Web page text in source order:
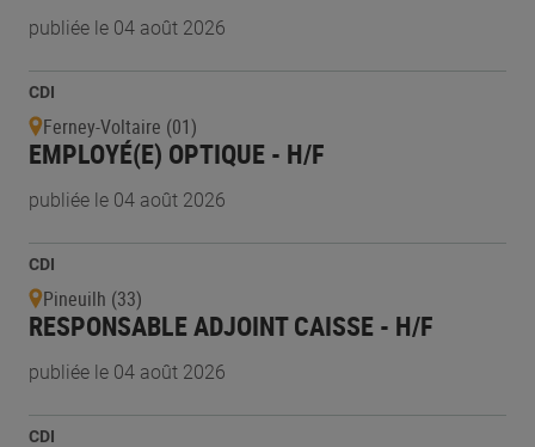
publiée le 04 août 2026
CDI
Ferney-Voltaire (01)
EMPLOYÉ(E) OPTIQUE - H/F
publiée le 04 août 2026
CDI
Pineuilh (33)
RESPONSABLE ADJOINT CAISSE - H/F
publiée le 04 août 2026
CDI